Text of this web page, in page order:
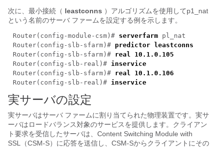
次に、最小接続（ leastconns ）アルゴリズムを使用してp1_nat
という名前のサーバ ファームを設定する例を示します。
Router(config-module-csm)# serverfarm pl_nat
Router(config-slb-sfarm)# predictor leastconns
Router(config-slb-sfarm)# real 10.1.0.105
Router(config-slb-real)# inservice
Router(config-slb-sfarm)# real 10.1.0.106
Router(config-slb-real)# inservice
実サーバの設定
実サーバはサーバ ファームに割り当てられた物理装置です。実サ
ーバはロードバランス対象のサービスを提供します。クライアン
ト要求を受信したサーバは、Content Switching Module with
SSL（CSM-S）に応答を送信し、CSM-Sからクライアントにその